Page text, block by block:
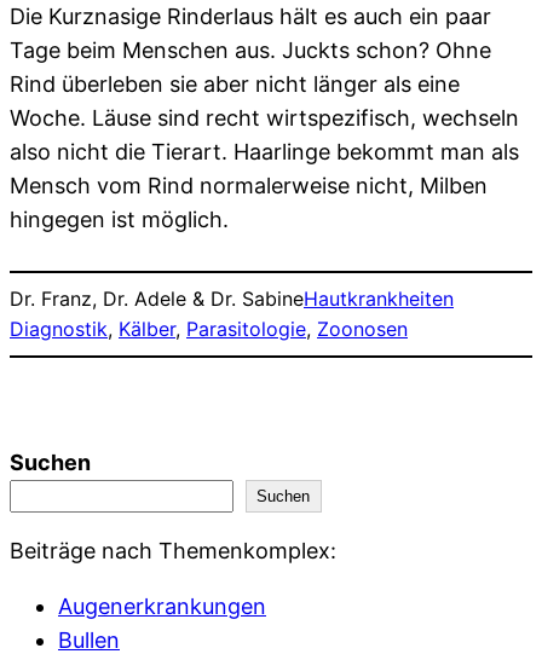
Die Kurznasige Rinderlaus hält es auch ein paar
Tage beim Menschen aus. Juckts schon? Ohne
Rind überleben sie aber nicht länger als eine
Woche. Läuse sind recht wirtspezifisch, wechseln
also nicht die Tierart. Haarlinge bekommt man als
Mensch vom Rind normalerweise nicht, Milben
hingegen ist möglich.
Dr. Franz, Dr. Adele & Dr. SabineHautkrankheiten
Diagnostik, Kälber, Parasitologie, Zoonosen
Suchen
Suchen
Beiträge nach Themenkomplex:
Augenerkrankungen
Bullen